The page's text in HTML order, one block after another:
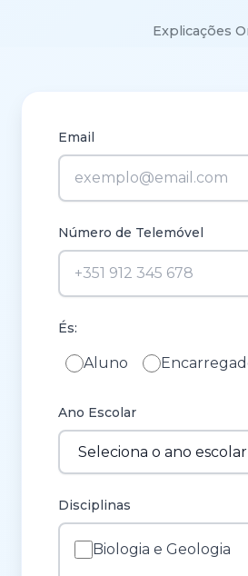
Explicações
Email
Número de Telemóvel
És:
Aluno
Ano Escolar
Disciplinas
Biologia e Geologia